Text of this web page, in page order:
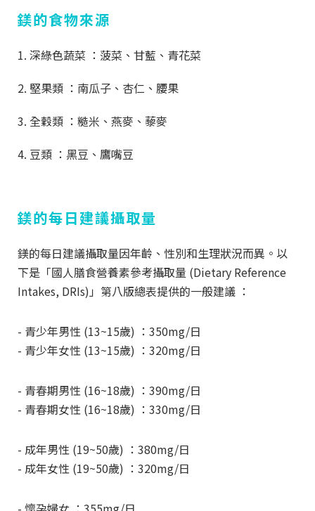
鎂的食物來源
1. 深綠色蔬菜 ：菠菜、甘藍、青花菜
2. 堅果類 ：南瓜子、杏仁、腰果
3. 全穀類 ：糙米、燕麥、藜麥
4. 豆類 ：黑豆、鷹嘴豆
鎂的每日建議攝取量
鎂的每日建議攝取量因年齡、性別和生理狀況而異。以
下是「國人膳食營養素參考攝取量 (Dietary Reference
Intakes, DRIs)」第八版總表提供的一般建議 ：
- 青少年男性 (13~15歲) ：350mg/日
- 青少年女性 (13~15歲) ：320mg/日
- 青春期男性 (16~18歲) ：390mg/日
- 青春期女性 (16~18歲) ：330mg/日
- 成年男性 (19~50歲) ：380mg/日
- 成年女性 (19~50歲) ：320mg/日